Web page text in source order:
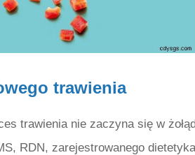
trawienia
trawienia nie zaczyna się w
RDN, zarejestrowanego